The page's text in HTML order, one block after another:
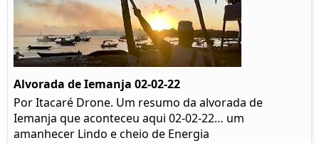
Alvorada de Iemanja 02-02-22
Por Itacaré Drone. Um resumo da alvorada de
Iemanja que aconteceu aqui 02-02-22… um
amanhecer Lindo e cheio de Energia